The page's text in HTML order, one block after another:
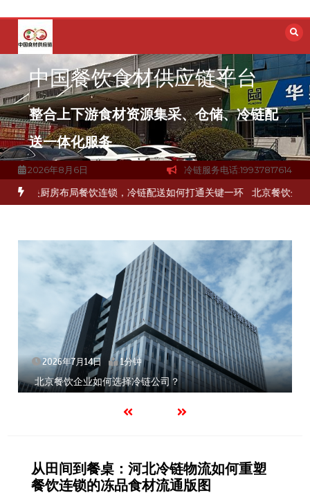
容
中国餐饮食材供应链平台
整合上下游食材资源集采、仓储、冷链配
送一体化服务
2026年8月6日 冷链服务电话:19937817614
材流通难题？ 杭州中央厨房布局餐饮连锁，冷链配送如何打通关键一
2026年7月14日 1分钟
北京餐饮企业如何选择冷链公司？
从田间到餐桌：河北冷链物流如何重塑
餐饮连锁的冻品食材流通版图